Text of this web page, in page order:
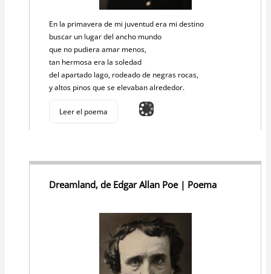
En la primavera de mi juventud era mi destino
buscar un lugar del ancho mundo
que no pudiera amar menos,
tan hermosa era la soledad
del apartado lago, rodeado de negras rocas,
y altos pinos que se elevaban alrededor.
Leer el poema
Dreamland, de Edgar Allan Poe | Poema